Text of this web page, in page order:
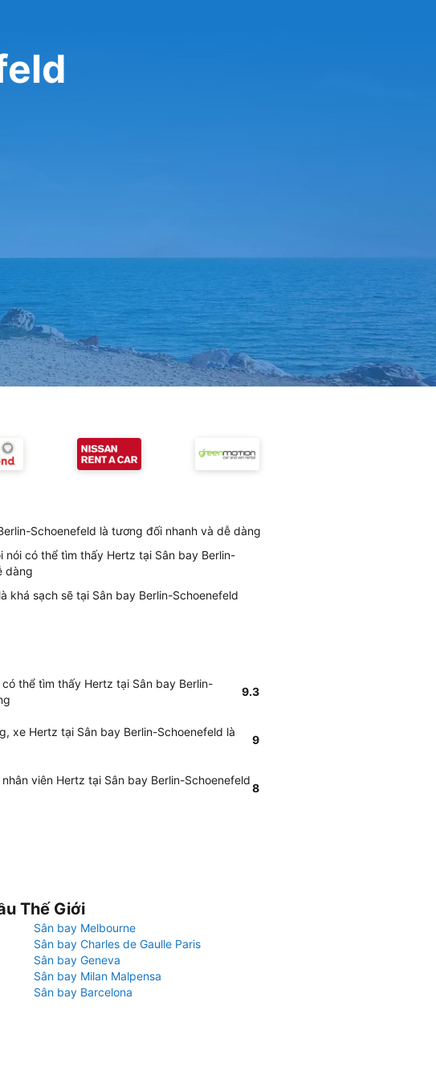
Schoenefeld là tương đối nhanh và dễ dàng
nói có thể tìm thấy Hertz tại Sân bay Berlin-
dàng
khá sạch sẽ tại Sân bay Berlin-Schoenefeld
thể tìm thấy Hertz tại Sân bay Berlin-
9.3
xe Hertz tại Sân bay Berlin-Schoenefeld là
9
viên Hertz tại Sân bay Berlin-Schoenefeld
8
Thế Giới
Sân bay Melbourne
Sân bay Charles de Gaulle Paris
Sân bay Geneva
Sân bay Milan Malpensa
Sân bay Barcelona